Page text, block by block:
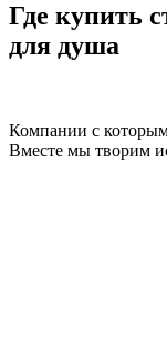
Где купить
для душа
Компании с
Вместе мы творим